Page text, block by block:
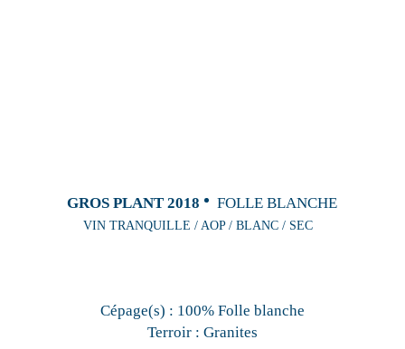
GROS PLANT 2018 FOLLE BLANCHE
VIN TRANQUILLE / AOP / BLANC / SEC
Cépage(s) : 100% Folle blanche
Terroir : Granites